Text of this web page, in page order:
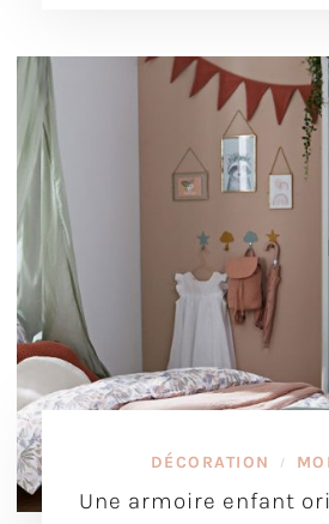
DÉCORATION /
Une armoire enfant